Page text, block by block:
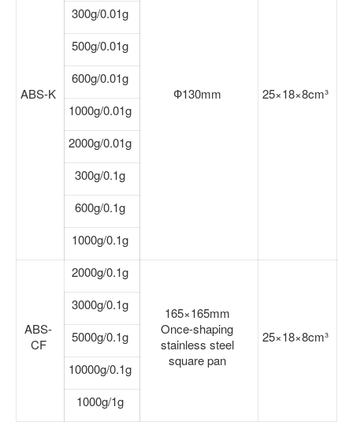
ABS-K Ф130mm 25×18×8cm³
300g/0.01g
500g/0.01g
600g/0.01g
1000g/0.01g
2000g/0.01g
300g/0.1g
600g/0.1g
1000g/0.1g
ABS-
CF
2000g/0.1g
165×165mm
Once-shaping
stainless steel
square pan
25×18×8cm³
3000g/0.1g
5000g/0.1g
10000g/0.1g
1000g/1g